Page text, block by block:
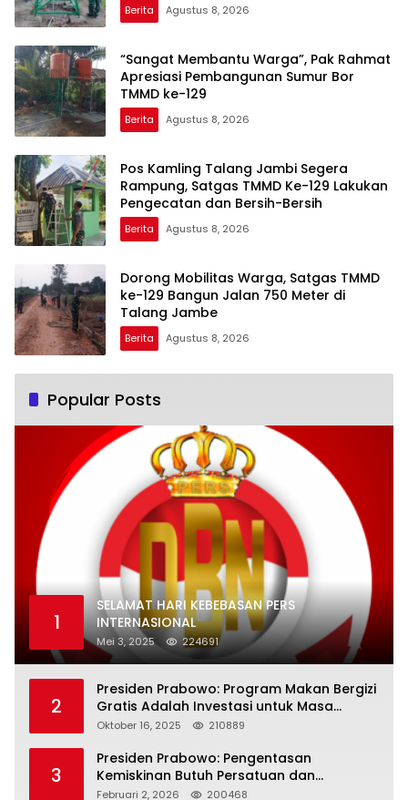
Berita Agustus 8, 2026
“Sangat Membantu Warga”, Pak Rahmat
Apresiasi Pembangunan Sumur Bor
TMMD ke-129
Berita Agustus 8, 2026
Pos Kamling Talang Jambi Segera
Rampung, Satgas TMMD Ke-129 Lakukan
Pengecatan dan Bersih-Bersih
Berita Agustus 8, 2026
Dorong Mobilitas Warga, Satgas TMMD
ke-129 Bangun Jalan 750 Meter di
Talang Jambe
Berita Agustus 8, 2026
Popular Posts
1
SELAMAT HARI KEBEBASAN PERS
INTERNASIONAL
Mei 3, 2025 224691
2
Presiden Prabowo: Program Makan Bergizi
Gratis Adalah Investasi untuk Masa
Depan Bangsa
Oktober 16, 2025 210889
3
Presiden Prabowo: Pengentasan
Kemiskinan Butuh Persatuan dan
Kepemimpinan yang Bertanggung Jawab
Februari 2, 2026 200468